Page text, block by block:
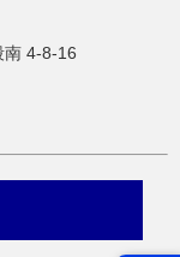
南 4-8-16